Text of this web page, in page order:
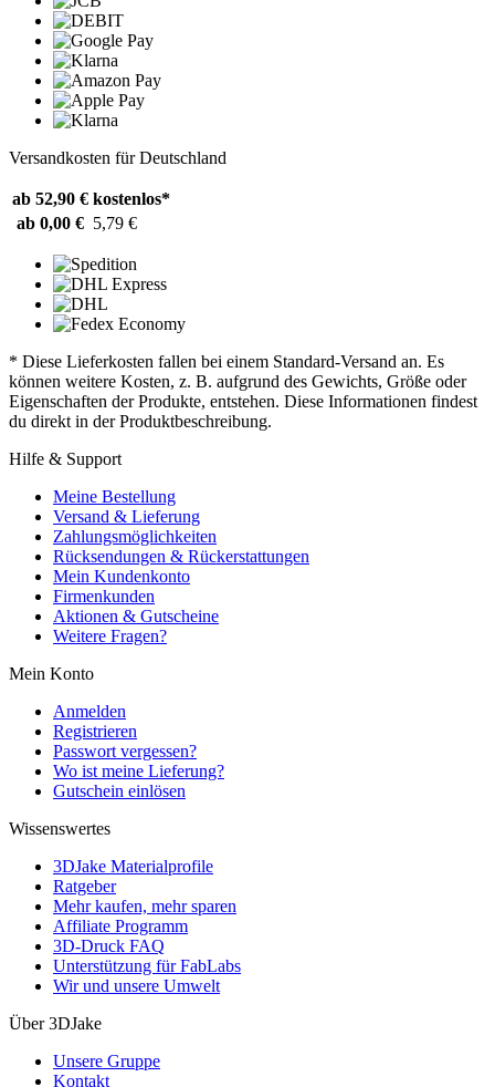
Versandkosten für Deutschland
ab 52,90 € kostenlos*
ab 0,00 € 5,79 €
* Diese Lieferkosten fallen bei einem Standard-Versand an. Es
können weitere Kosten, z. B. aufgrund des Gewichts, Größe oder
Eigenschaften der Produkte, entstehen. Diese Informationen findest
du direkt in der Produktbeschreibung.
Hilfe & Support
Meine Bestellung
Versand & Lieferung
Zahlungsmöglichkeiten
Rücksendungen & Rückerstattungen
Mein Kundenkonto
Firmenkunden
Aktionen & Gutscheine
Weitere Fragen?
Mein Konto
Anmelden
Registrieren
Passwort vergessen?
Wo ist meine Lieferung?
Gutschein einlösen
Wissenswertes
3DJake Materialprofile
Ratgeber
Mehr kaufen, mehr sparen
Affiliate Programm
3D-Druck FAQ
Unterstützung für FabLabs
Wir und unsere Umwelt
Über 3DJake
Unsere Gruppe
Kontakt